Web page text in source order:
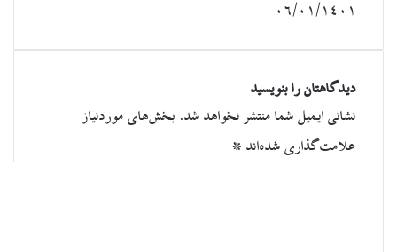
۰۶/۰۱/۱۴۰۱
دیدگاهتان را بنویسید
نشانی ایمیل شما منتشر نخواهد شد. بخش‌های موردنیاز
علامت‌گذاری شده‌اند *